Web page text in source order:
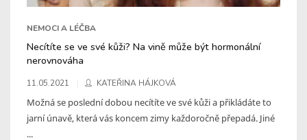
NEMOCI A LÉČBA
Necítíte se ve své kůži? Na vině může být hormonální
nerovnováha
11.05.2021 KATEŘINA HÁJKOVÁ
Možná se poslední dobou necítíte ve své kůži a přikládáte to
jarní únavě, která vás koncem zimy každoročně přepadá. Jiné
...